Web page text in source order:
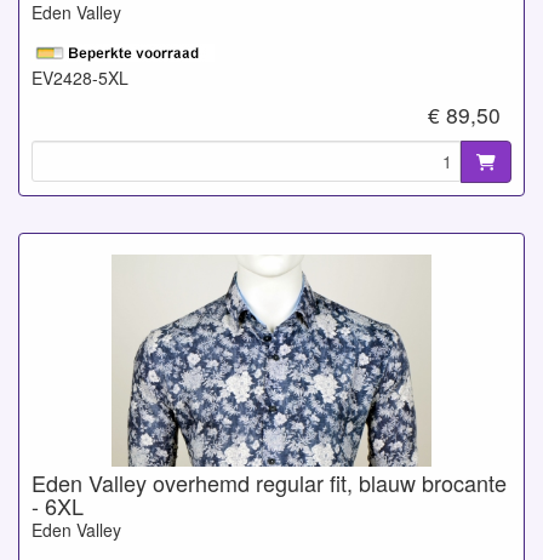
Eden Valley
EV2428-5XL
€ 89,50
Eden Valley overhemd regular fit, blauw brocante
- 6XL
Eden Valley